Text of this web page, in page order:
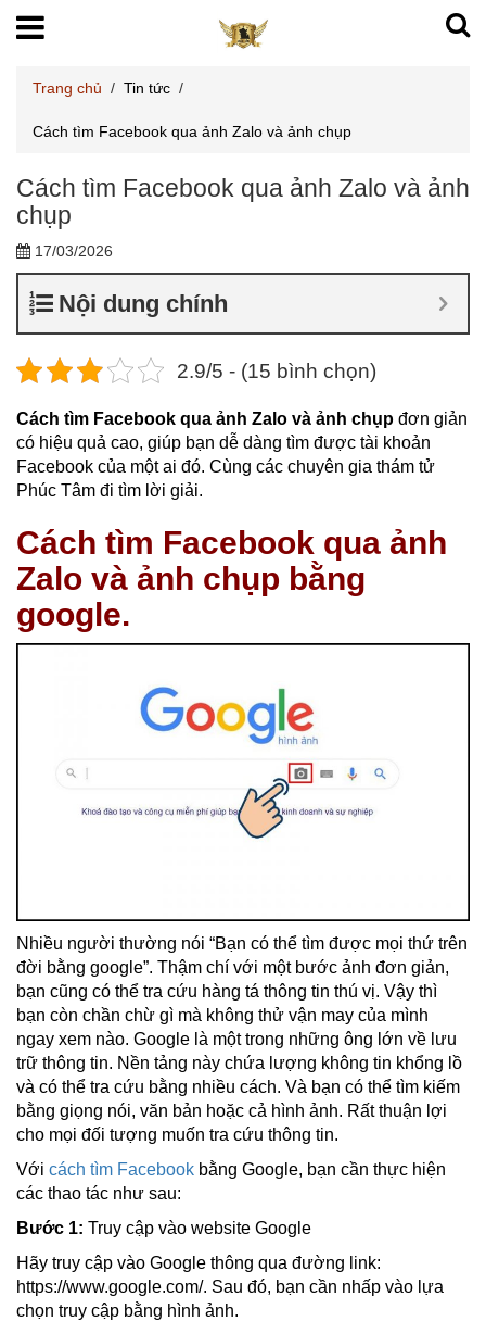
Trang chủ / Tin tức /
Cách tìm Facebook qua ảnh Zalo và ảnh chụp
Cách tìm Facebook qua ảnh Zalo và ảnh
chụp
17/03/2026
Nội dung chính
2.9/5 - (15 bình chọn)
Cách tìm Facebook qua ảnh Zalo và ảnh chụp đơn giản
có hiệu quả cao, giúp bạn dễ dàng tìm được tài khoản
Facebook của một ai đó. Cùng các chuyên gia thám tử
Phúc Tâm đi tìm lời giải.
Cách tìm Facebook qua ảnh
Zalo và ảnh chụp bằng
google.
Nhiều người thường nói “Bạn có thể tìm được mọi thứ trên
đời bằng google”. Thậm chí với một bước ảnh đơn giản,
bạn cũng có thể tra cứu hàng tá thông tin thú vị. Vậy thì
bạn còn chần chừ gì mà không thử vận may của mình
ngay xem nào. Google là một trong những ông lớn về lưu
trữ thông tin. Nền tảng này chứa lượng không tin khổng lồ
và có thể tra cứu bằng nhiều cách. Và bạn có thể tìm kiếm
bằng giọng nói, văn bản hoặc cả hình ảnh. Rất thuận lợi
cho mọi đối tượng muốn tra cứu thông tin.
Với cách tìm Facebook bằng Google, bạn cần thực hiện
các thao tác như sau:
Bước 1: Truy cập vào website Google
Hãy truy cập vào Google thông qua đường link:
https://www.google.com/. Sau đó, bạn cần nhấp vào lựa
chọn truy cập bằng hình ảnh.